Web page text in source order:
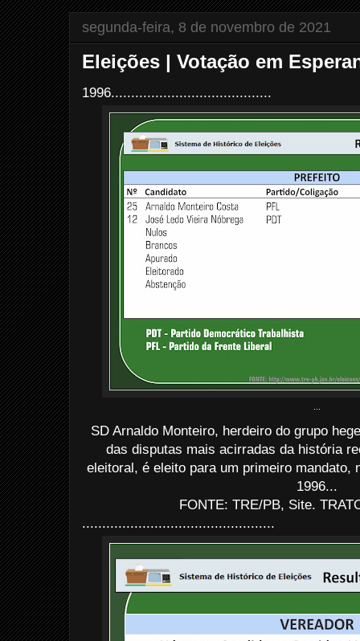
segunda-feira, 8 de novembro de 2021
Eleições | Votação em
1996........................................
SD Arnaldo Monteiro, herdeiro do grupo
das disputas mais acirradas da história
eleitoral, é eleito para um primeiro mandato,
1996...
FONTE: TRE/PB, Site.
................................................